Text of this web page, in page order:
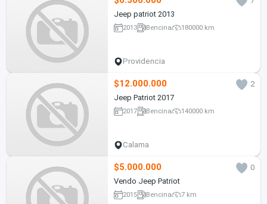
Jeep patriot 2013
2013 Bencina 180000 km
Providencia
$12.000.000
2
Jeep Patriot 2017
2017 Bencina 140000 km
Calama
$5.000.000
0
Vendo Jeep Patriot
2015 Bencina 7 km